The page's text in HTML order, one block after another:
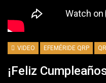
VIDEO EFEMÉRIDE QRP
¡Feliz